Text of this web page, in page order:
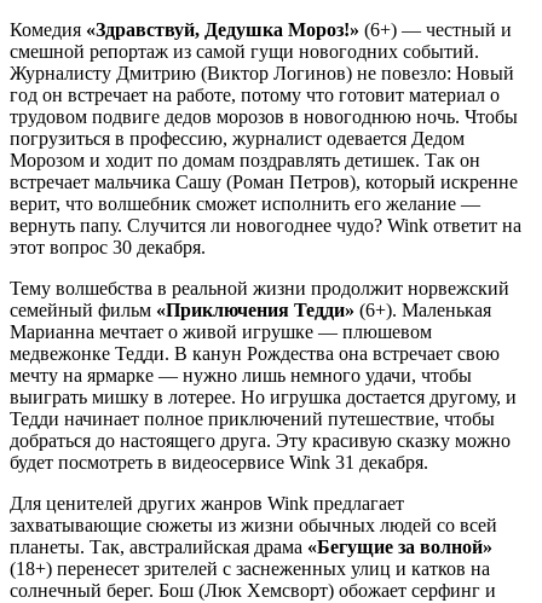
Комедия «Здравствуй, Дедушка Мороз!» (6+) — честный и
смешной репортаж из самой гущи новогодних событий.
Журналисту Дмитрию (Виктор Логинов) не повезло: Новый
год он встречает на работе, потому что готовит материал о
трудовом подвиге дедов морозов в новогоднюю ночь. Чтобы
погрузиться в профессию, журналист одевается Дедом
Морозом и ходит по домам поздравлять детишек. Так он
встречает мальчика Сашу (Роман Петров), который искренне
верит, что волшебник сможет исполнить его желание —
вернуть папу. Случится ли новогоднее чудо? Wink ответит на
этот вопрос 30 декабря.
Тему волшебства в реальной жизни продолжит норвежский
семейный фильм «Приключения Тедди» (6+). Маленькая
Марианна мечтает о живой игрушке — плюшевом
медвежонке Тедди. В канун Рождества она встречает свою
мечту на ярмарке — нужно лишь немного удачи, чтобы
выиграть мишку в лотерее. Но игрушка достается другому, и
Тедди начинает полное приключений путешествие, чтобы
добраться до настоящего друга. Эту красивую сказку можно
будет посмотреть в видеосервисе Wink 31 декабря.
Для ценителей других жанров Wink предлагает
захватывающие сюжеты из жизни обычных людей со всей
планеты. Так, австралийская драма «Бегущие за волной»
(18+) перенесет зрителей с заснеженных улиц и катков на
солнечный берег. Бош (Люк Хемсворт) обожает серфинг и